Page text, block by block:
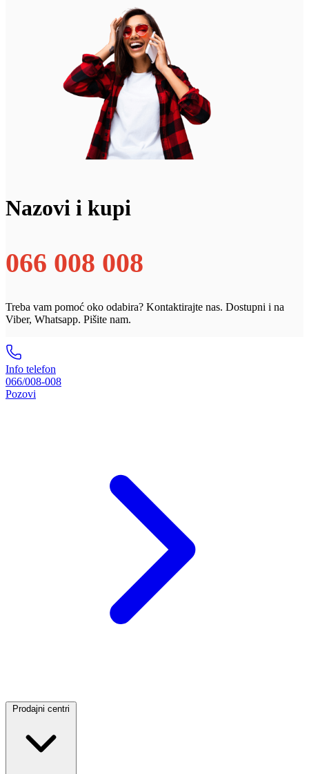
Nazovi i kupi
066 008 008
Treba vam pomoć oko odabira? Kontaktirajte nas. Dostupni i na
Viber, Whatsapp. Pišite nam.
Info telefon
066/008-008
Pozovi
Prodajni centri